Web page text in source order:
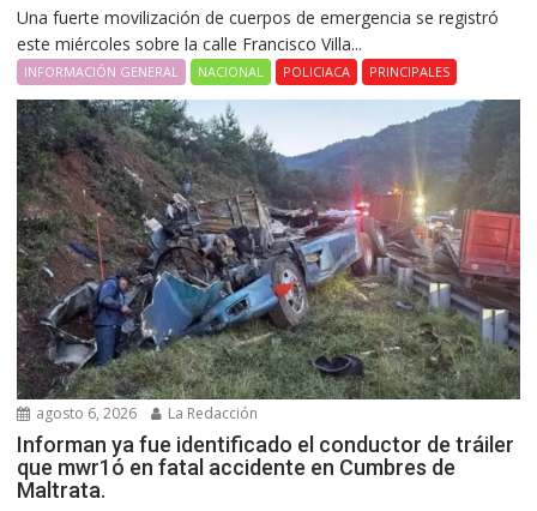
Una fuerte movilización de cuerpos de emergencia se registró
este miércoles sobre la calle Francisco Villa...
INFORMACIÓN GENERAL NACIONAL POLICIACA PRINCIPALES
agosto 6, 2026 La Redacción
Informan ya fue identificado el conductor de tráiler
que mwr1ó en fatal accidente en Cumbres de
Maltrata.